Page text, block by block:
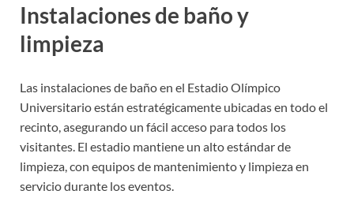
Instalaciones de baño y
limpieza
Las instalaciones de baño en el Estadio Olímpico
Universitario están estratégicamente ubicadas en todo el
recinto, asegurando un fácil acceso para todos los
visitantes. El estadio mantiene un alto estándar de
limpieza, con equipos de mantenimiento y limpieza en
servicio durante los eventos.